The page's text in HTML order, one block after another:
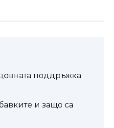
поддръжка
и защо са